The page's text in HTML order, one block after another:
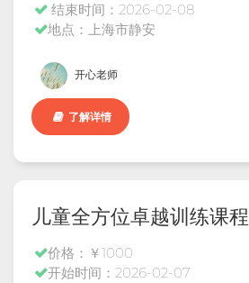
结束时间：2026-02-08
地点：上海市静安
开心老师
了解详情
儿童全方位卓越训练课程
价格：￥1000
开始时间：2026-02-07